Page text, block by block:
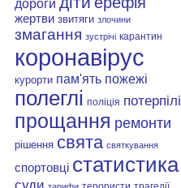
дороги
жертви звитяги злочини
змагання зустрічі карантин
коронавірус
курорти пам'ять пожежі
полеглі поліція потерпілі
прощання ремонти
рішення свята святкування
спортовці статистика
суди